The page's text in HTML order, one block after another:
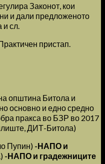
Законот, кои
и дали предложеното
и сл.
пристап.
општина Битола и
основно и едно средно
пракса во БЗР во 2017
ДИТ-Битола)
Пупин) -НАПО и
-НАПО и градежниците